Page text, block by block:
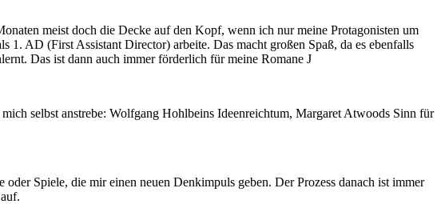
meist doch die Decke auf den Kopf, wenn ich nur meine Protagonisten um
AD (First Assistant Director) arbeite. Das macht großen Spaß, da es ebenfalls
Das ist dann auch immer förderlich für meine Romane J
selbst anstrebe: Wolfgang Hohlbeins Ideenreichtum, Margaret Atwoods Sinn für
Spiele, die mir einen neuen Denkimpuls geben. Der Prozess danach ist immer